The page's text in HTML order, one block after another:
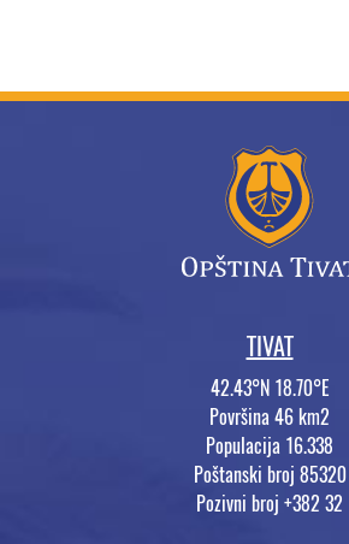
TIVAT
42.43°N 18.70°E
Površina 46 km2
Populacija 16.338
Poštanski broj 85320
Pozivni broj +382 32